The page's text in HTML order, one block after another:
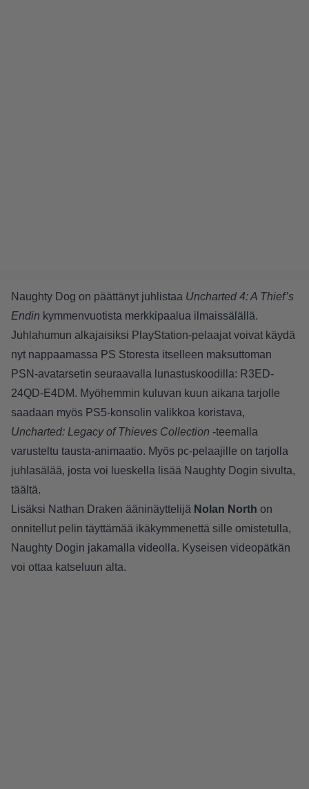
Naughty Dog on päättänyt juhlistaa Uncharted 4: A Thief’s
Endin kymmenvuotista merkkipaalua ilmaissälällä.
Juhlahumun alkajaisiksi PlayStation-pelaajat voivat käydä
nyt nappaamassa PS Storesta itselleen maksuttoman
PSN-avatarsetin seuraavalla lunastuskoodilla: R3ED-
24QD-E4DM. Myöhemmin kuluvan kuun aikana tarjolle
saadaan myös PS5-konsolin valikkoa koristava,
Uncharted: Legacy of Thieves Collection -teemalla
varusteltu tausta-animaatio. Myös pc-pelaajille on tarjolla
juhlasälää, josta voi lueskella lisää Naughty Dogin sivulta,
täältä.
Lisäksi Nathan Draken ääninäyttelijä Nolan North on
onnitellut pelin täyttämää ikäkymmenettä sille omistetulla,
Naughty Dogin jakamalla videolla. Kyseisen videopätkän
voi ottaa katseluun alta.